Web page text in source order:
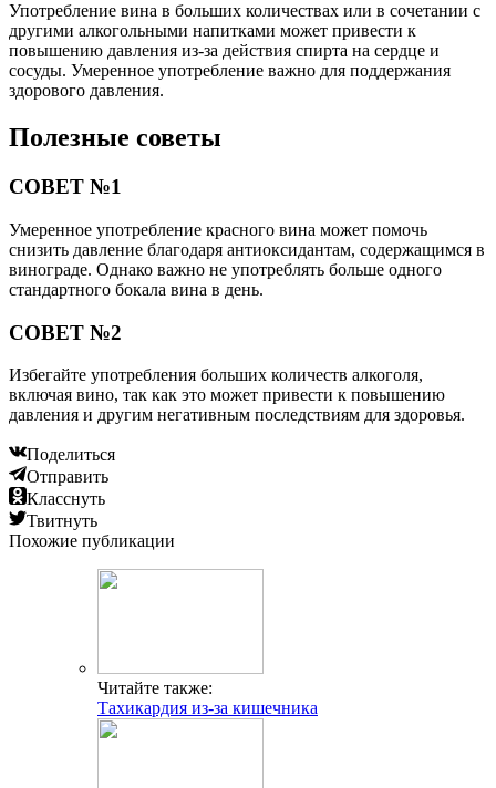
Употребление вина в больших количествах или в сочетании с
другими алкогольными напитками может привести к
повышению давления из-за действия спирта на сердце и
сосуды. Умеренное употребление важно для поддержания
здорового давления.
Полезные советы
СОВЕТ №1
Умеренное употребление красного вина может помочь
снизить давление благодаря антиоксидантам, содержащимся в
винограде. Однако важно не употреблять больше одного
стандартного бокала вина в день.
СОВЕТ №2
Избегайте употребления больших количеств алкоголя,
включая вино, так как это может привести к повышению
давления и другим негативным последствиям для здоровья.
Поделиться
Отправить
Класснуть
Твитнуть
Похожие публикации
Читайте также:
Тахикардия из-за кишечника